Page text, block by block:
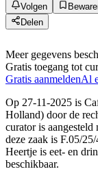
Volgen
Delen
Meer gegevens
Gratis toegang tot
Gratis aanmeldenAl
Op 27-11-2025 is
Holland) door de
curator is
deze zaak is F.05/
Heertje is eet- en
beschikbaar.